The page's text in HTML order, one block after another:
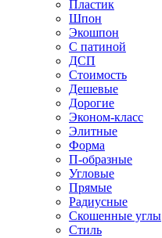
Пластик
Шпон
Экошпон
С патиной
ДСП
Стоимость
Дешевые
Дорогие
Эконом-класс
Элитные
Форма
П-образные
Угловые
Прямые
Радиусные
Скошенные углы
Стиль